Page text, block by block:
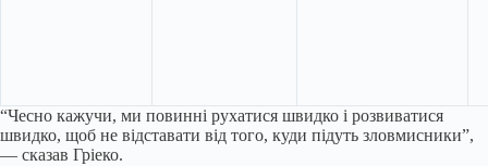
“Чесно кажучи, ми повинні рухатися швидко і розвиватися
швидко, щоб не відставати від того, куди підуть зловмисники”,
— сказав Гріеко.